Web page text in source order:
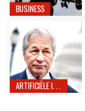
BUSINESS
ARTIFICIËLE INTELLIGENTIE